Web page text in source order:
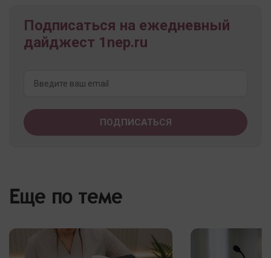
Подписаться на ежедневный
дайджест 1nep.ru
Еще по теме